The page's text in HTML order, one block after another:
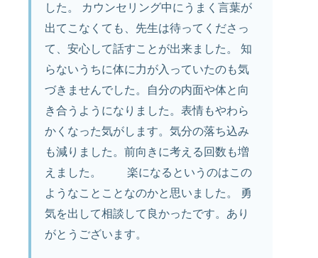
した。 カウンセリング中にうまく言葉が
出てこなくても、先生は待ってくださっ
て、安心して話すことが出来ました。 知
らないうちに体に力が入っていたのも気
づきませんでした。自分の内面や体と向
き合うようになりました。表情もやわら
かくなった気がします。気分の落ち込み
も減りました。前向きに考える回数も増
えました。 楽になるというのはこの
ようなことことなのかと思いました。 勇
気を出して相談して良かったです。あり
がとうございます。